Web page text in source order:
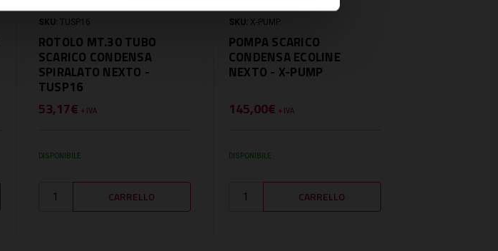
SKU: TUSP16
ROTOLO MT.30 TUBO
SCARICO CONDENSA
SPIRALATO NEXTO -
TUSP16
53,17€ + IVA
DISPONIBILE
SKU: X-PUMP
POMPA SCARICO
CONDENSA ECOLINE
NEXTO - X-PUMP
145,00€ + IVA
DISPONIBILE